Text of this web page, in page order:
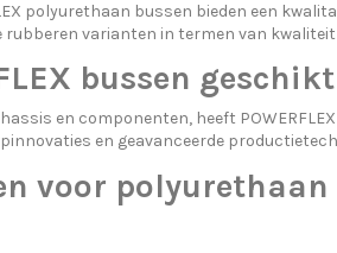
polyurethaan bussen bieden een
varianten in termen van kwaliteit
bussen
en componenten, heeft
en geavanceerde
voor